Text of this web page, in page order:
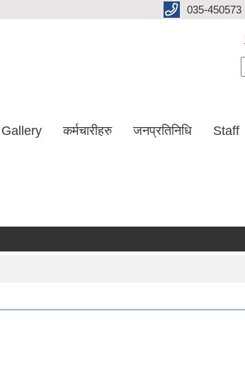
035-450573
Gallery कर्मचारीहरु जनप्रतिनिधि Staff